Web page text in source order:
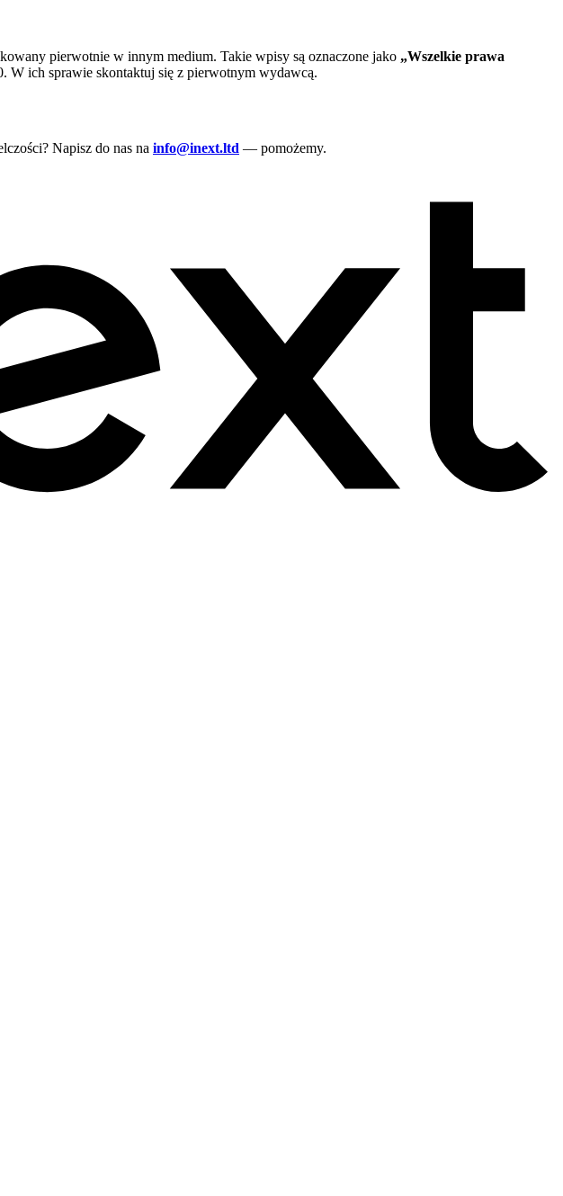
pierwotnie w innym medium. Takie wpisy są oznaczone jako „Wszelkie prawa
W ich sprawie skontaktuj się z pierwotnym wydawcą.
Napisz do nas na info@inext.ltd — pomożemy.